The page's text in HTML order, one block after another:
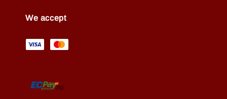
We accept